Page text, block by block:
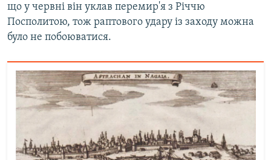
що у червні він уклав перемир'я з Річчю
Посполитою, тож раптового удару із заходу можна
було не побоюватися.